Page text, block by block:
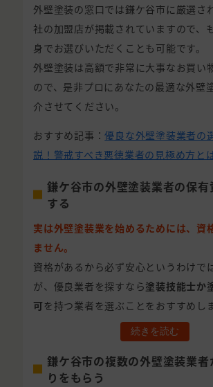
外壁塗装の窓口では鎌ケ谷市に厳選さ
社の加盟店が掲載されていますので、
身でお選びいただくことも可能です。
外壁塗装は高額で非常に大事なお買い
ので、是非プロにあなたの最適な外壁
介させてください。
おすすめ記事：優良な外壁塗装業者の
説！警戒すべき悪徳業者の見極め方と
鎌ケ谷市の外壁塗装業者の保
する
実は外壁塗装業を始めるためには、資
ません。
資格があるから必ず安心というわけで
が、優良業者を探すなら塗装技能士か
可 を持つ業者を選ぶことをおすすめしま
続きを読む
鎌ケ谷市の複数の外壁塗装業者
りをもらう